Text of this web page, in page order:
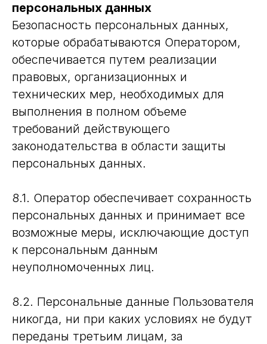
персональных данных
Безопасность персональных данных,
которые обрабатываются Оператором,
обеспечивается путем реализации
правовых, организационных и
технических мер, необходимых для
выполнения в полном объеме
требований действующего
законодательства в области защиты
персональных данных.
8.1. Оператор обеспечивает сохранность
персональных данных и принимает все
возможные меры, исключающие доступ
к персональным данным
неуполномоченных лиц.
8.2. Персональные данные Пользователя
никогда, ни при каких условиях не будут
переданы третьим лицам, за
arch@geoyakovlev.ru
О нас
Услуги
Контакты
8 910 282 99
64
Политика
конфиденциальности
Вконтаке
what's app
behance
пн-пт с 9:00 до 18:00
г. Воронеж, ул. Пушкинская, д. 4, оф. 1